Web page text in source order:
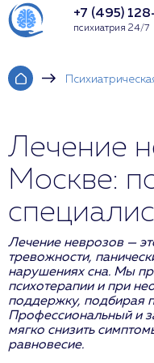
+7 (495)
психиатрия 24/7
Лечение
Москве:
Лечение неврозов —
тревожности,
нарушениях сна. Мы
психотерапии и при
поддержку, подбирая
Профессиональный и
мягко снизить
равновесие.